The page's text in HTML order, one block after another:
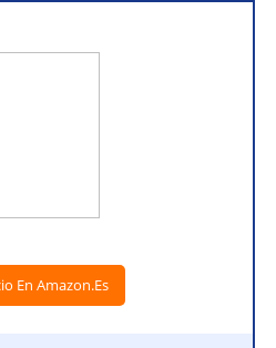
En Amazon.es